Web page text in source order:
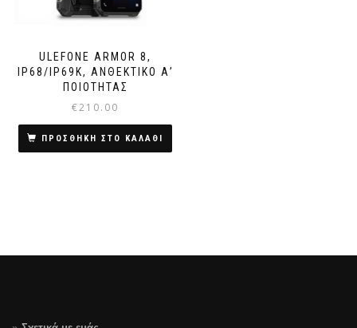
ULEFONE ARMOR 8,
IP68/IP69K, ΑΝΘΕΚΤΙΚΌ Α’
ΠΟΙΌΤΗΤΑΣ
€210.00
ΠΡΟΣΘΗΚΗ ΣΤΟ ΚΑΛΑΘΙ